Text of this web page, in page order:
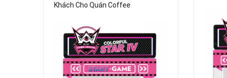
Khách Cho Quán Coffee